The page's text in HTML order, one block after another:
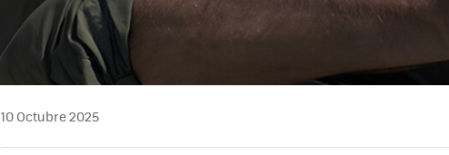
10 Octubre 2025